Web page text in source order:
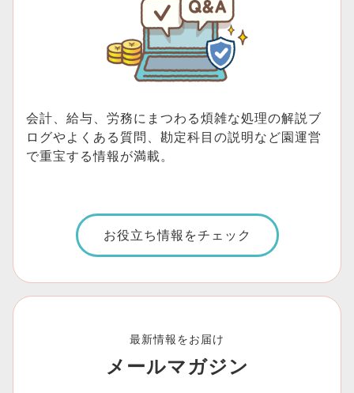
会計、給与、労務にまつわる煩雑な処理の解説ブ
ログやよくある質問、勘定科目の説明など園運営
で重宝する情報が満載。
お役立ち情報をチェック
最新情報をお届け
メールマガジン